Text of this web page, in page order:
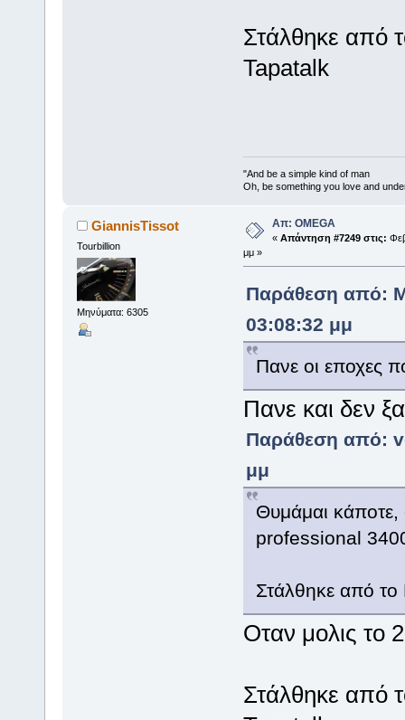
Στάλθηκε από
Tapatalk
"And be a simple kind of man
Oh, be something you love and
GiannisTissot
Tourbillion
Μηνύματα: 6305
Απ: OMEGA
« Απάντηση #7249 στις:
μμ »
Παράθεση από:
03:08:32 μμ
Πανε οι εποχες
Πανε και δεν
Παράθεση από:
μμ
Θυμάμαι κάποτε,
professional
Στάλθηκε από
Οταν μολις το
Στάλθηκε από